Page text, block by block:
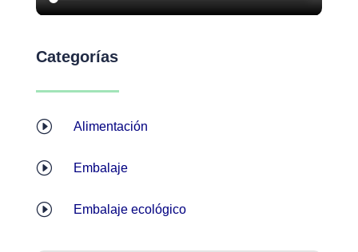
Categorías
I Alimentación
I Embalaje
I Embalaje ecológico